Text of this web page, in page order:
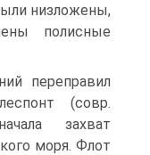
низложены,
полисные
переправил
(совр.
захват
моря. Флот